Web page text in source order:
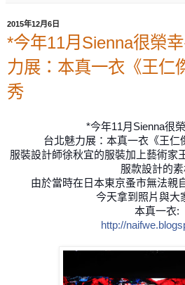
2015年12月6日
*今年11月Sienna很榮
力展：本真一衣《王仁
秀
*今年11月Sienna很
台北魅力展：本真一衣《王仁
服裝設計師徐秋宜的服裝加上藝術家
服款設計的
由於當時在日本東京蚤市無法親
今天拿到照片與大
本真一衣:
http://